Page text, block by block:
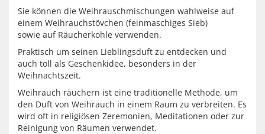
Sie können die Weihrauschmischungen wahlweise auf
einem Weihrauchstövchen (feinmaschiges Sieb)
sowie auf Räucherkohle verwenden.
Praktisch um seinen Lieblingsduft zu entdecken und
auch toll als Geschenkidee, besonders in der
Weihnachtszeit.
Weihrauch räuchern ist eine traditionelle Methode, um
den Duft von Weihrauch in einem Raum zu verbreiten. Es
wird oft in religiösen Zeremonien, Meditationen oder zur
Reinigung von Räumen verwendet.